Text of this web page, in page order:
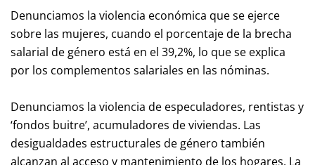
Denunciamos la violencia económica que se ejerce
sobre las mujeres, cuando el porcentaje de la brecha
salarial de género está en el 39,2%, lo que se explica
por los complementos salariales en las nóminas.
Denunciamos la violencia de especuladores, rentistas y
‘fondos buitre’, acumuladores de viviendas. Las
desigualdades estructurales de género también
alcanzan al acceso y mantenimiento de los hogares. La